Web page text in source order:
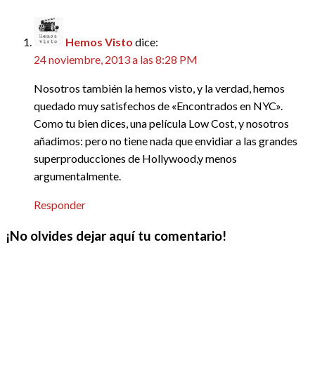
Hemos Visto dice:
24 noviembre, 2013 a las 8:28 PM
Nosotros también la hemos visto, y la verdad, hemos
quedado muy satisfechos de «Encontrados en NYC».
Como tu bien dices, una película Low Cost, y nosotros
añadimos: pero no tiene nada que envidiar a las grandes
superproducciones de Hollywood,y menos
argumentalmente.
Responder
¡No olvides dejar aquí tu comentario!